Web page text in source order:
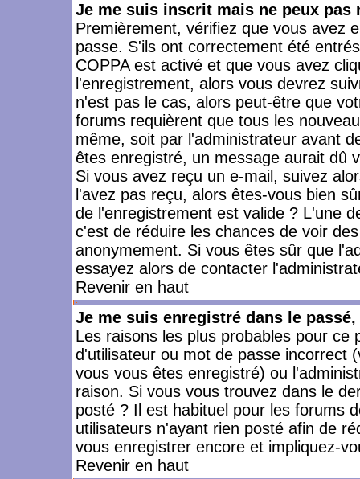
Je me suis inscrit mais ne peux pas
Premièrement, vérifiez que vous avez
passe. S'ils ont correctement été
COPPA est activé et que vous avez
l'enregistrement, alors vous devrez
n'est pas le cas, alors peut-être que
forums requièrent que tous les
même, soit par l'administrateur avant
êtes enregistré, un message aurait dû
Si vous avez reçu un e-mail, suivez
l'avez pas reçu, alors êtes-vous bien
de l'enregistrement est valide ? L'une
c'est de réduire les chances de voir
anonymement. Si vous êtes sûr que
essayez alors de contacter
Revenir en haut
Je me suis enregistré dans le
Les raisons les plus probables pour
d'utilisateur ou mot de passe incorrect
vous vous êtes enregistré) ou
raison. Si vous vous trouvez dans le
posté ? Il est habituel pour les forums
utilisateurs n'ayant rien posté afin de
vous enregistrer encore et impliquez-
Revenir en haut